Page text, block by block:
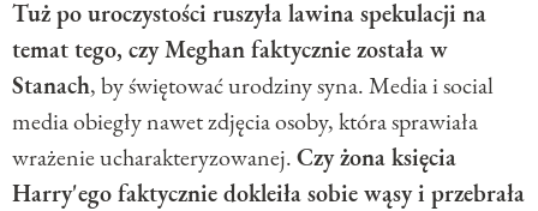
Tuż po uroczystości ruszyła lawina spekulacji na
temat tego, czy Meghan faktycznie została w
Stanach, by świętować urodziny syna. Media i social
media obiegły nawet zdjęcia osoby, która sprawiała
wrażenie ucharakteryzowanej.Czy żona księcia
Harry'ego faktycznie dokleiła sobie wąsy i przebrała